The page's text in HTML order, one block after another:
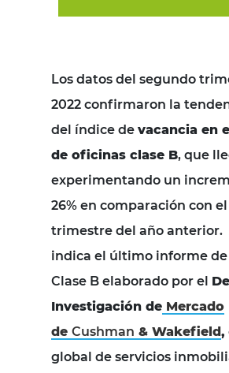
Los datos del segundo
2022 confirmaron la
del índice de vacancia en
de oficinas clase B, que
experimentando un
26% en comparación con
trimestre del año anterior.
indica el último informe
Clase B elaborado por el
Investigación de Mercado
de Cushman & Wakefield,
global de servicios